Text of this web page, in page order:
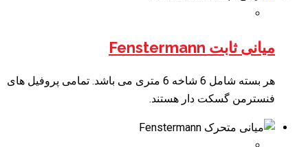
میانی ثابت Fenstermann
هر بسته شامل 6 شاخه 6 متری می باشد. تمامی پروفیل های
فنسترمن گسکت دار هستند.